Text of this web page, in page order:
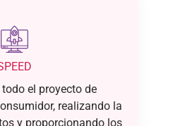
el proyecto de
realizando la
y proporcionando los